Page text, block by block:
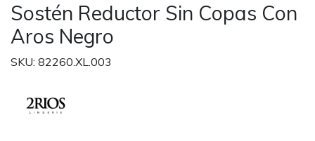
Sostén Reductor Sin Copas Con
Aros Negro
SKU: 82260.XL.003